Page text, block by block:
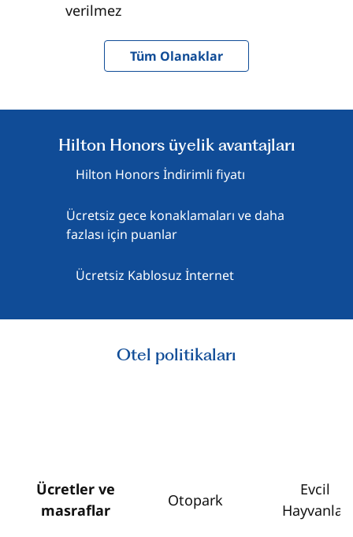
verilmez
Tüm Olanaklar
Hilton Honors üyelik avantajları
Hilton Honors İndirimli fiyatı
Ücretsiz gece konaklamaları ve daha
fazlası için puanlar
Ücretsiz Kablosuz İnternet
Otel politikaları
Ücretler ve
masraflar
Otopark
Evcil
Hayvanlar